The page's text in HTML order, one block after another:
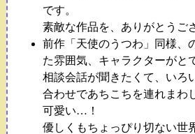
です。
素敵な作品を、ありがとうご
前作「天使のうつわ」同様、
た雰囲気、キャラクターがと
相談会話が聞きたくて、いろ
合わせであちこちを連れまわ
可愛い…！
優しくもちょっぴり切ない世